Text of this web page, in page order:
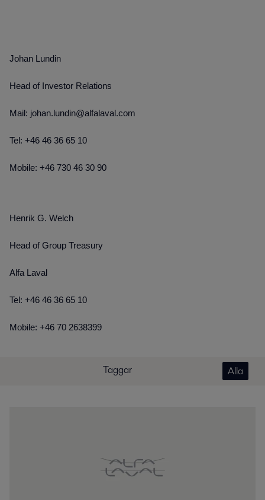
Johan Lundin
Head of Investor Relations
Mail: johan.lundin@alfalaval.com
Tel: +46 46 36 65 10
Mobile: +46 730 46 30 90
Henrik G. Welch
Head of Group Treasury
Alfa Laval
Tel: +46 46 36 65 10
Mobile: +46 70 2638399
Taggar Alla